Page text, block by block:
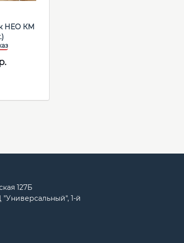
НЕО КМ
127Б
"Универсальный", 1-й